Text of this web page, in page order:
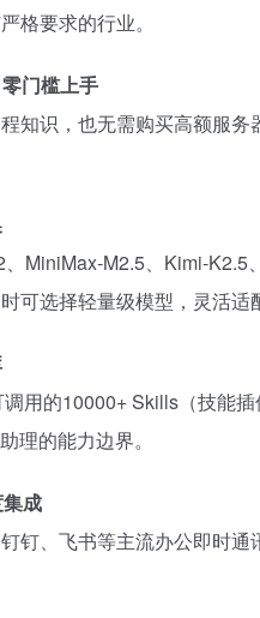
格要求的行业。
门槛上手
知识，也无需购买高额服
MiniMax-M2.5、Kimi-
可选择轻量级模型，灵活适
用的10000+ Skills（技能
理的能力边界。
成
钉、飞书等主流办公即时